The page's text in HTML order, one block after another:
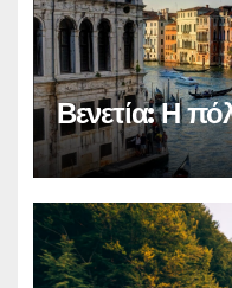
Βενετία: Η